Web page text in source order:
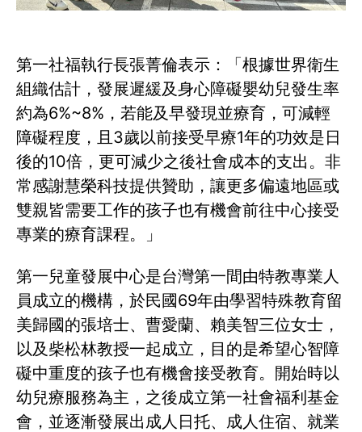
第一社福執行長張菁倫表示：「根據世界衛生
組織估計，發展遲緩及身心障礙嬰幼兒發生率
約為6%~8%，若能及早發現並療育，可減輕
障礙程度，且3歲以前接受早療1年的功效是日
後的10倍，更可減少之後社會成本的支出。非
常感謝慧榮科技提供贊助，讓更多偏遠地區或
雙親皆需要工作的孩子也有機會前往中心接受
專業的療育課程。」
第一兒童發展中心是台灣第一間由特教專業人
員成立的機構，於民國69年由學習特殊教育留
美歸國的張培士、曹愛蘭、賴美智三位女士，
以及柴松林教授一起成立，目的是希望心智障
礙中重度的孩子也有機會接受教育。開始時以
幼兒療服務為主，之後成立第一社會福利基金
會，並逐漸發展出成人日托、成人住宿、就業